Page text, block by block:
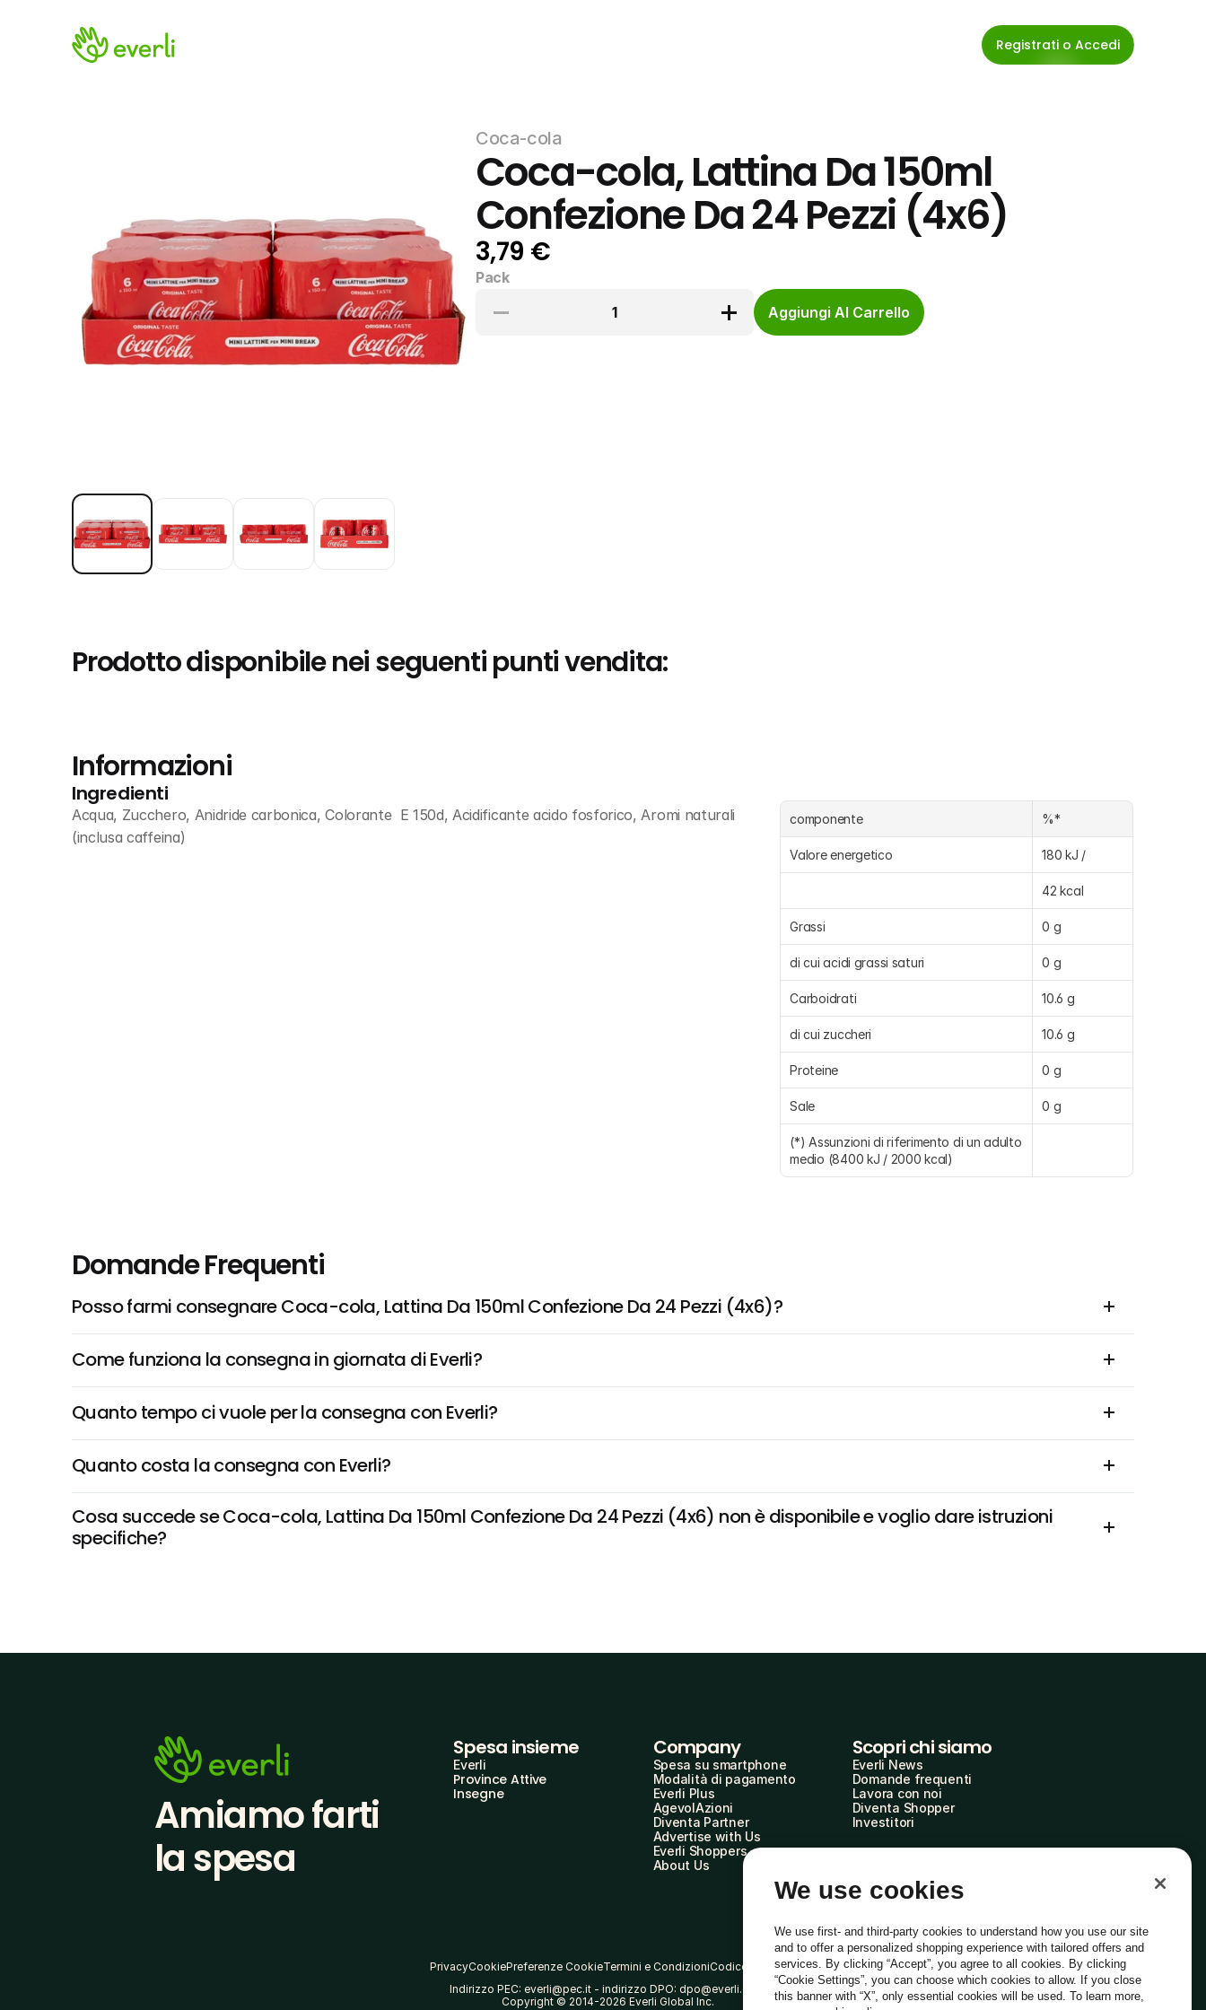
Registrati o Accedi
Coca-cola
Coca-cola, Lattina Da 150ml
Confezione Da 24 Pezzi (4x6)
3,79 €
Pack
1
Aggiungi Al Carrello
Prodotto disponibile nei seguenti punti vendita:
Informazioni
Ingredienti
Acqua, Zucchero, Anidride carbonica, Colorante  E 150d, Acidificante acido fosforico, Aromi naturali
(inclusa caffeina)
componente %*
Valore energetico 180 kJ /
42 kcal
Grassi 0 g
di cui acidi grassi saturi 0 g
Carboidrati 10.6 g
di cui zuccheri 10.6 g
Proteine 0 g
Sale 0 g
(*) Assunzioni di riferimento di un adulto
medio (8400 kJ / 2000 kcal)
Domande Frequenti
Posso farmi consegnare Coca-cola, Lattina Da 150ml Confezione Da 24 Pezzi (4x6)?
Come funziona la consegna in giornata di Everli?
Quanto tempo ci vuole per la consegna con Everli?
Quanto costa la consegna con Everli?
Cosa succede se Coca-cola, Lattina Da 150ml Confezione Da 24 Pezzi (4x6) non è disponibile e voglio dare istruzioni
specifiche?
Amiamo farti
la spesa
Spesa insieme
Everli
Province Attive
Insegne
Company
Spesa su smartphone
Modalità di pagamento
Everli Plus
AgevolAzioni
Diventa Partner
Advertise with Us
Everli Shoppers
About Us
Scopri chi siamo
Everli News
Domande frequenti
Lavora con noi
Diventa Shopper
Investitori
PrivacyCookiePreferenze CookieTermini e CondizioniCodice Etico
Indirizzo PEC: everli@pec.it - indirizzo DPO: dpo@everli.com
Copyright © 2014-2026 Everli Global Inc.
Italiano
We use cookies
We use first- and third-party cookies to understand how you use our site
and to offer a personalized shopping experience with tailored offers and
services. By clicking “Accept”, you agree to all cookies. By clicking
“Cookie Settings”, you can choose which cookies to allow. If you close
this banner with “X”, only essential cookies will be used. To learn more,